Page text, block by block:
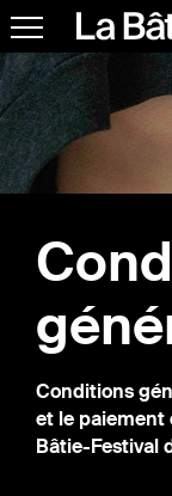
Conditions
et le paiement
Bâtie-Festival